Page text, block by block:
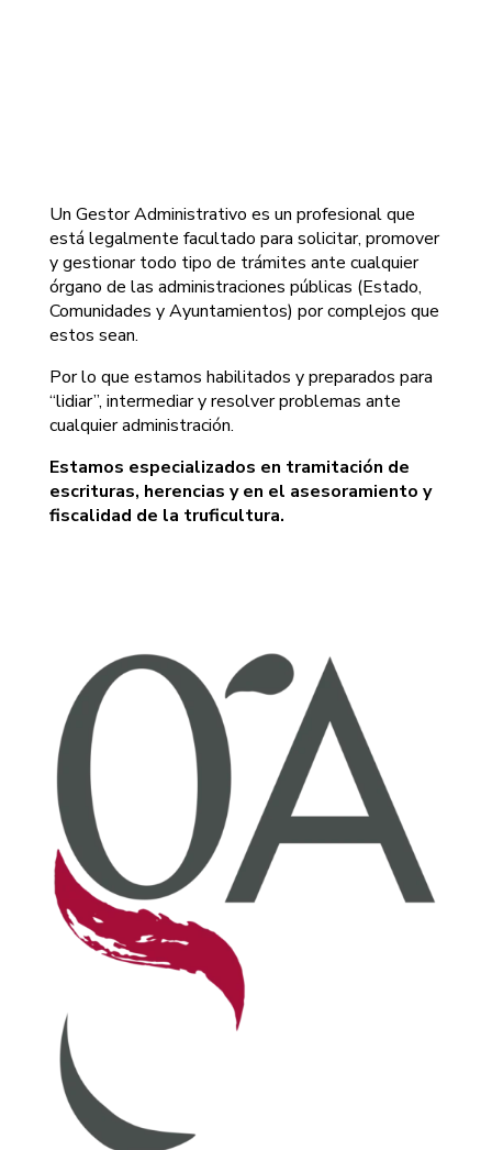
Un Gestor Administrativo es un profesional que
está legalmente facultado para solicitar, promover
y gestionar todo tipo de trámites ante cualquier
órgano de las administraciones públicas (Estado,
Comunidades y Ayuntamientos) por complejos que
estos sean.
Por lo que estamos habilitados y preparados para
“lidiar”, intermediar y resolver problemas ante
cualquier administración.
Estamos especializados en tramitación de
escrituras, herencias y en el asesoramiento y
fiscalidad de la truficultura.